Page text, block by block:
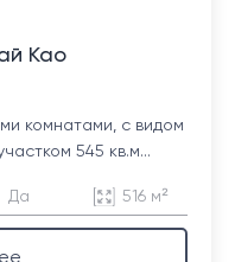
Као
комнатами, с видом
545 кв.м...
Да 516 м²